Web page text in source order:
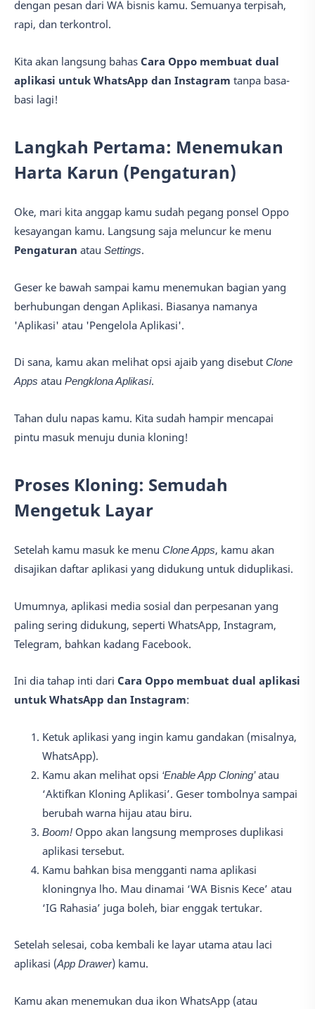
dengan pesan dari WA bisnis kamu. Semuanya terpisah,
rapi, dan terkontrol.
Kita akan langsung bahas Cara Oppo membuat dual
aplikasi untuk WhatsApp dan Instagram tanpa basa-
basi lagi!
Langkah Pertama: Menemukan
Harta Karun (Pengaturan)
Oke, mari kita anggap kamu sudah pegang ponsel Oppo
kesayangan kamu. Langsung saja meluncur ke menu
Pengaturan atau Settings.
Geser ke bawah sampai kamu menemukan bagian yang
berhubungan dengan Aplikasi. Biasanya namanya
'Aplikasi' atau 'Pengelola Aplikasi'.
Di sana, kamu akan melihat opsi ajaib yang disebut Clone
Apps atau Pengklona Aplikasi.
Tahan dulu napas kamu. Kita sudah hampir mencapai
pintu masuk menuju dunia kloning!
Proses Kloning: Semudah
Mengetuk Layar
Setelah kamu masuk ke menu Clone Apps, kamu akan
disajikan daftar aplikasi yang didukung untuk diduplikasi.
Umumnya, aplikasi media sosial dan perpesanan yang
paling sering didukung, seperti WhatsApp, Instagram,
Telegram, bahkan kadang Facebook.
Ini dia tahap inti dari Cara Oppo membuat dual aplikasi
untuk WhatsApp dan Instagram:
Ketuk aplikasi yang ingin kamu gandakan (misalnya,
WhatsApp).
Kamu akan melihat opsi ‘Enable App Cloning’atau
‘Aktifkan Kloning Aplikasi’. Geser tombolnya sampai
berubah warna hijau atau biru.
Boom! Oppo akan langsung memproses duplikasi
aplikasi tersebut.
Kamu bahkan bisa mengganti nama aplikasi
kloningnya lho. Mau dinamai ‘WA Bisnis Kece’ atau
‘IG Rahasia’ juga boleh, biar enggak tertukar.
Setelah selesai, coba kembali ke layar utama atau laci
aplikasi (App Drawer) kamu.
Kamu akan menemukan dua ikon WhatsApp (atau